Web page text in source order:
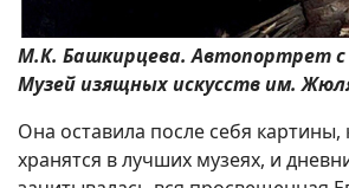
М.К. Башкирцева. Автопортрет с
Музей изящных искусств им.
Она оставила после себя картины,
хранятся в лучших музеях, и